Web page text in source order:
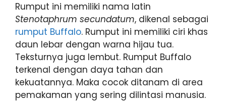
Rumput ini memiliki nama latin
Stenotaphrum secundatum, dikenal sebagai
rumput Buffalo. Rumput ini memiliki ciri khas
daun lebar dengan warna hijau tua.
Teksturnya juga lembut. Rumput Buffalo
terkenal dengan daya tahan dan
kekuatannya. Maka cocok ditanam di area
pemakaman yang sering dilintasi manusia.